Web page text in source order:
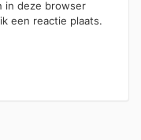
in deze browser
een reactie plaats.